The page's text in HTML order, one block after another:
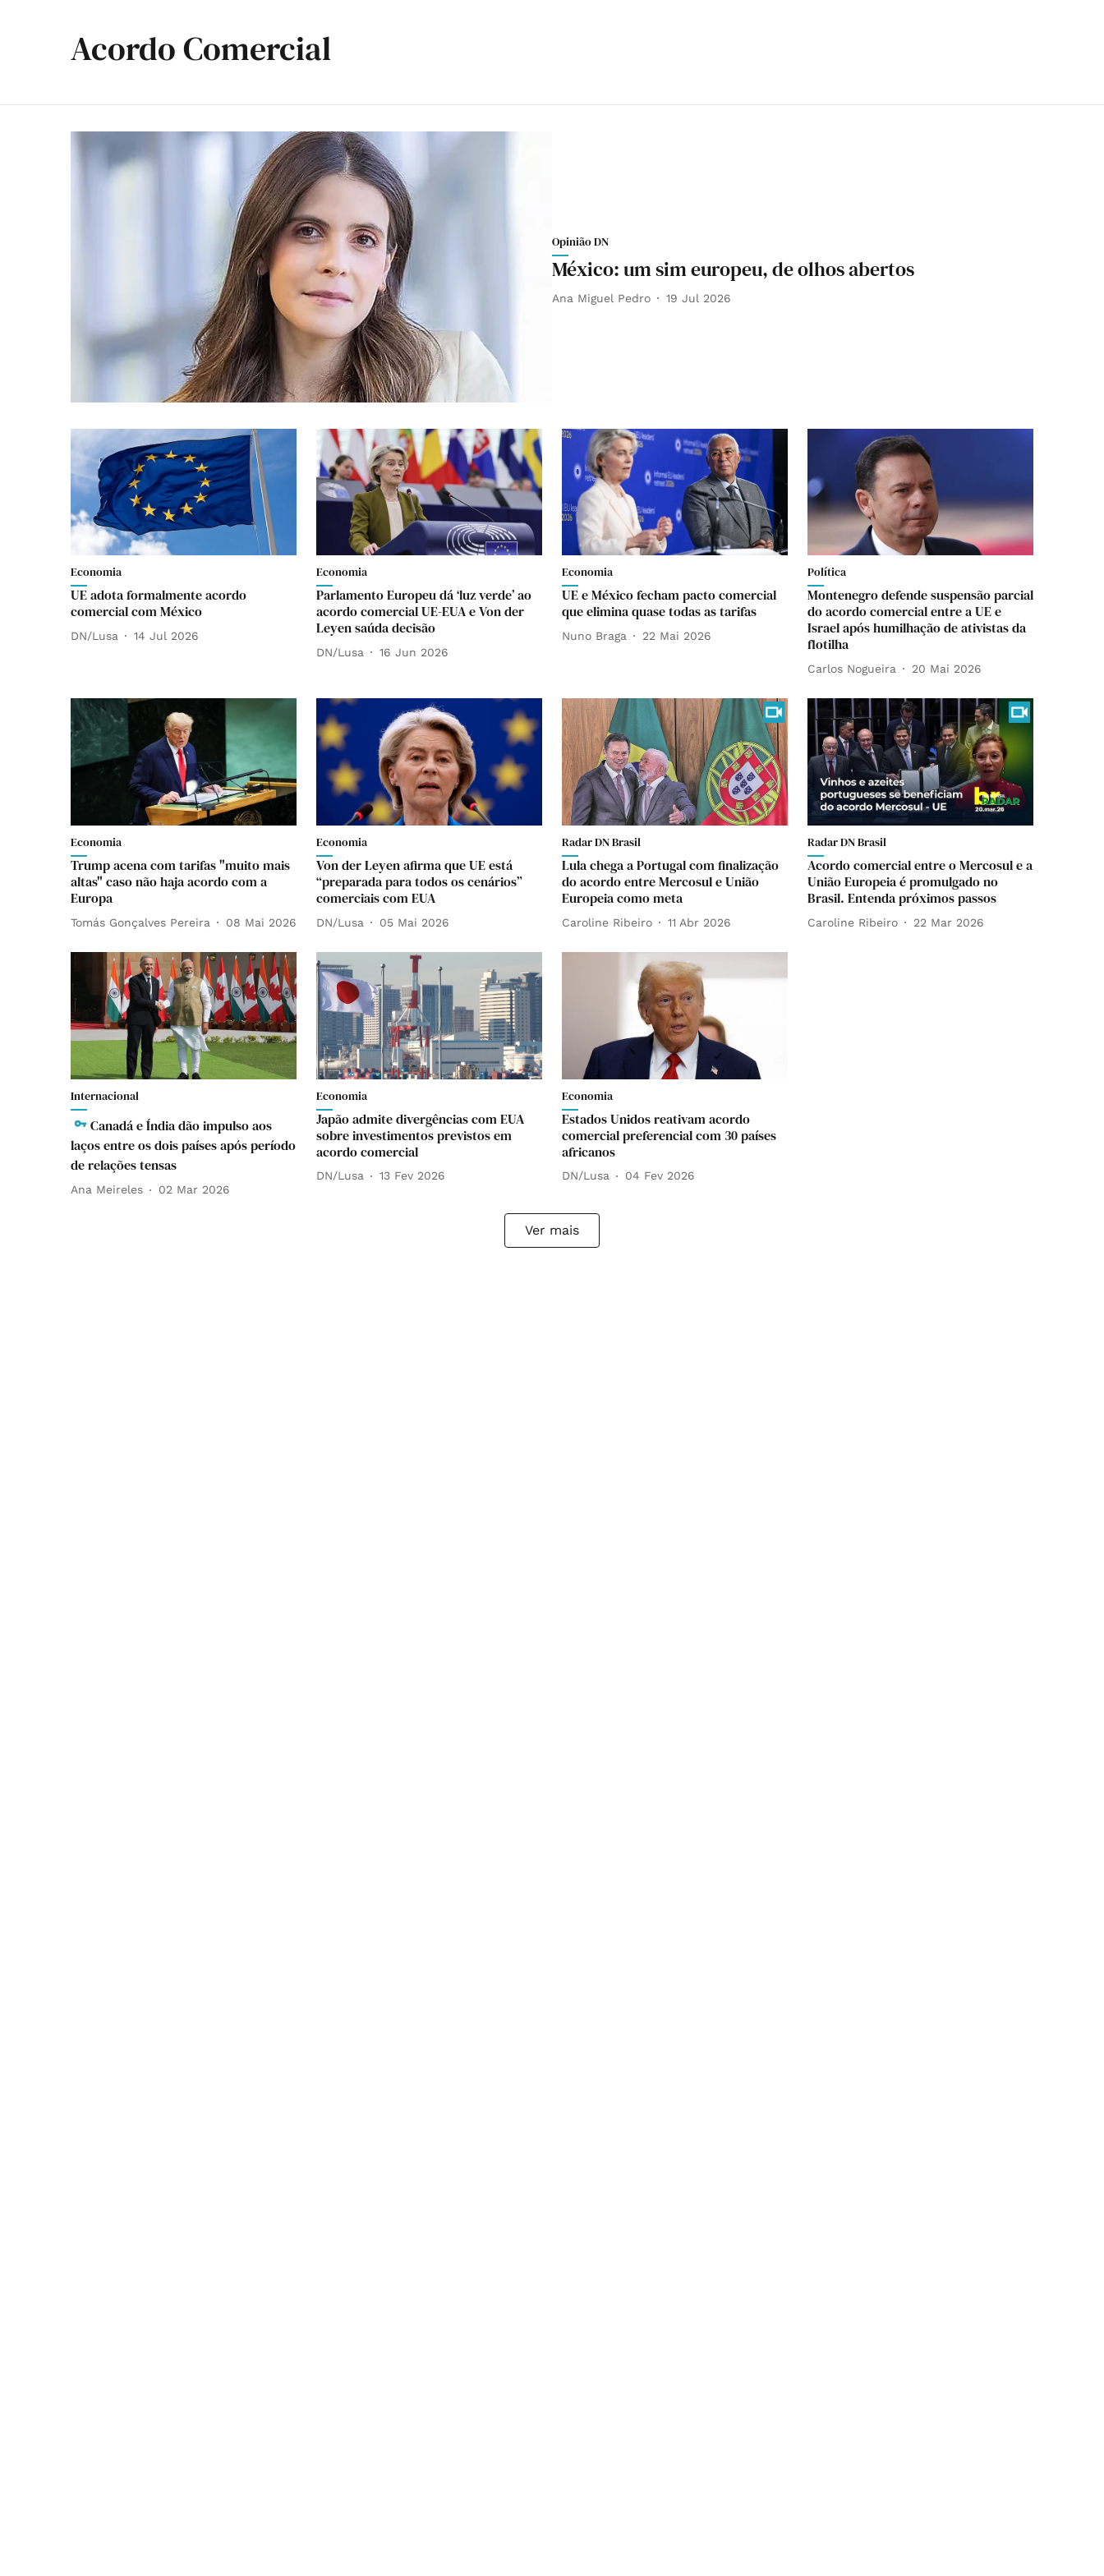
Acordo Comercial
Opinião DN
México: um sim europeu, de olhos abertos
Ana Miguel Pedro 19 Jul 2026
Economia
UE adota formalmente acordo
comercial com México
DN/Lusa 14 Jul 2026
Economia
Parlamento Europeu dá ‘luz verde’ ao
acordo comercial UE-EUA e Von der
Leyen saúda decisão
DN/Lusa 16 Jun 2026
Economia
UE e México fecham pacto comercial
que elimina quase todas as tarifas
Nuno Braga 22 Mai 2026
Política
Montenegro defende suspensão parcial
do acordo comercial entre a UE e
Israel após humilhação de ativistas da
flotilha
Carlos Nogueira 20 Mai 2026
Economia
Trump acena com tarifas "muito mais
altas" caso não haja acordo com a
Europa
Tomás Gonçalves Pereira 08 Mai 2026
Economia
Von der Leyen afirma que UE está
“preparada para todos os cenários”
comerciais com EUA
DN/Lusa 05 Mai 2026
Radar DN Brasil
Lula chega a Portugal com finalização
do acordo entre Mercosul e União
Europeia como meta
Caroline Ribeiro 11 Abr 2026
Radar DN Brasil
Acordo comercial entre o Mercosul e a
União Europeia é promulgado no
Brasil. Entenda próximos passos
Caroline Ribeiro 22 Mar 2026
Internacional
Canadá e Índia dão impulso aos
laços entre os dois países após período
de relações tensas
Ana Meireles 02 Mar 2026
Economia
Japão admite divergências com EUA
sobre investimentos previstos em
acordo comercial
DN/Lusa 13 Fev 2026
Economia
Estados Unidos reativam acordo
comercial preferencial com 30 países
africanos
DN/Lusa 04 Fev 2026
Ver mais